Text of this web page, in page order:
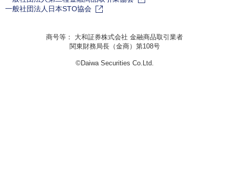
一般社団法人日本STO協会
商号等： 大和証券株式会社 金融商品取引業者
関東財務局長（金商）第108号
©Daiwa Securities Co.Ltd.